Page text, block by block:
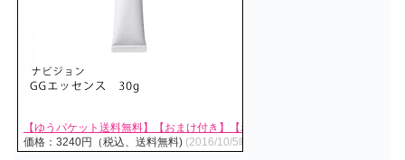
【ゆうパケット送料無料】【おまけ付き】【ポイント10倍】NAVISION(ナビ
価格：3240円（税込、送料無料) (2016/10/5時点)